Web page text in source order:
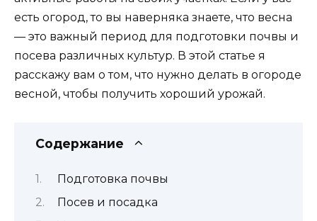
есть огород, то вы наверняка знаете, что весна
— это важный период для подготовки почвы и
посева различных культур. В этой статье я
расскажу вам о том, что нужно делать в огороде
весной, чтобы получить хороший урожай.
Содержание
Подготовка почвы
Посев и посадка